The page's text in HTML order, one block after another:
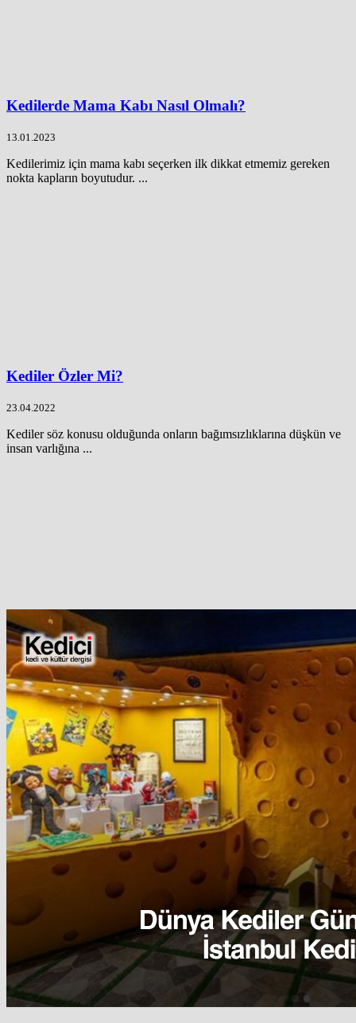
Kedilerde Mama Kabı Nasıl Olmalı?
13.01.2023
Kedilerimiz için mama kabı seçerken ilk dikkat etmemiz gereken
nokta kapların boyutudur. ...
Kediler Özler Mi?
23.04.2022
Kediler söz konusu olduğunda onların bağımsızlıklarına düşkün ve
insan varlığına ...